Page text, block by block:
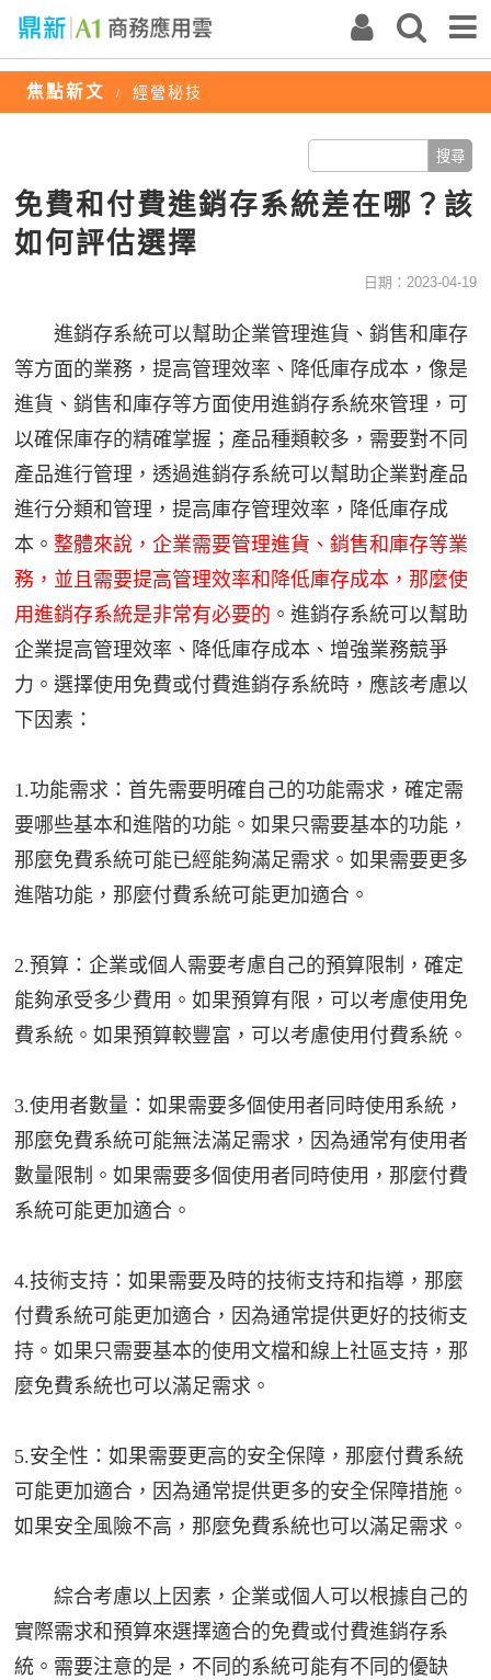
焦點新文 / 經營秘技
免費和付費進銷存系統差在哪？該
如何評估選擇
日期：2023-04-19
進銷存系統可以幫助企業管理進貨、銷售和庫存
等方面的業務，提高管理效率、降低庫存成本，像是
進貨、銷售和庫存等方面使用進銷存系統來管理，可
以確保庫存的精確掌握；產品種類較多，需要對不同
產品進行管理，透過進銷存系統可以幫助企業對產品
進行分類和管理，提高庫存管理效率，降低庫存成
本。 整體來說，企業需要管理進貨、銷售和庫存等業
務，並且需要提高管理效率和降低庫存成本，那麼使
用進銷存系統是非常有必要的 。進銷存系統可以幫助
企業提高管理效率、降低庫存成本、增強業務競爭
力。選擇使用免費或付費進銷存系統時，應該考慮以
下因素：
1.功能需求：首先需要明確自己的功能需求，確定需
要哪些基本和進階的功能。如果只需要基本的功能，
那麼免費系統可能已經能夠滿足需求。如果需要更多
進階功能，那麼付費系統可能更加適合。
2.預算：企業或個人需要考慮自己的預算限制，確定
能夠承受多少費用。如果預算有限，可以考慮使用免
費系統。如果預算較豐富，可以考慮使用付費系統。
3.使用者數量：如果需要多個使用者同時使用系統，
那麼免費系統可能無法滿足需求，因為通常有使用者
數量限制。如果需要多個使用者同時使用，那麼付費
系統可能更加適合。
4.技術支持：如果需要及時的技術支持和指導，那麼
付費系統可能更加適合，因為通常提供更好的技術支
持。如果只需要基本的使用文檔和線上社區支持，那
麼免費系統也可以滿足需求。
5.安全性：如果需要更高的安全保障，那麼付費系統
可能更加適合，因為通常提供更多的安全保障措施。
如果安全風險不高，那麼免費系統也可以滿足需求。
綜合考慮以上因素，企業或個人可以根據自己的
實際需求和預算來選擇適合的免費或付費進銷存系
統。需要注意的是，不同的系統可能有不同的優缺